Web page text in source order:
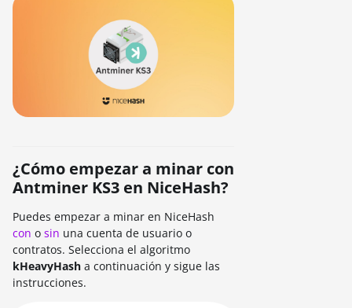
¿Cómo empezar a minar con
Antminer KS3 en NiceHash?
Puedes empezar a minar en NiceHash
con o sin una cuenta de usuario o
contratos. Selecciona el algoritmo
kHeavyHash a continuación y sigue las
instrucciones.